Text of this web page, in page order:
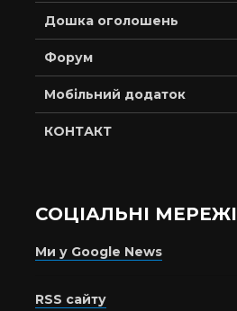
Дошка оголошень
Форум
Мобільний додаток
КОНТАКТ
СОЦІАЛЬНІ МЕРЕЖІ
Ми у Google News
RSS сайту